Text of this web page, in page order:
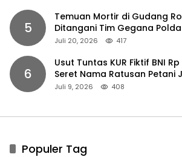
5
Temuan Mortir di Gudang
Ditangani Tim Gegana
Juli 20, 2026 417
6
Usut Tuntas KUR Fiktif BNI
Seret Nama Ratusan Petani
Juli 9, 2026 408
Populer Tag